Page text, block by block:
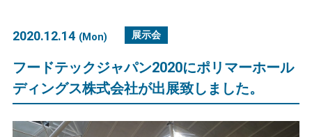
2020.12.14 (Mon) 展示会
フードテックジャパン2020にポリマーホール
ディングス株式会社が出展致しました。